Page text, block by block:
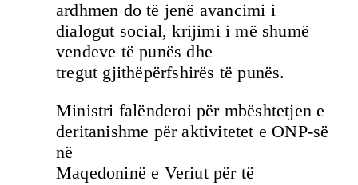
ardhmen do të jenë avancimi i
dialogut social, krijimi i më shumë
vendeve të punës dhe
tregut gjithëpërfshirës të punës.
Ministri falënderoi për mbështetjen e
deritanishme për aktivitetet e ONP-së
në
Maqedoninë e Veriut për të